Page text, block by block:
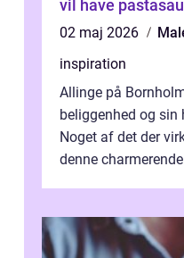
vil have
02 maj 2026
inspiration
Allinge på
beliggenhed og
Noget af det der
denne